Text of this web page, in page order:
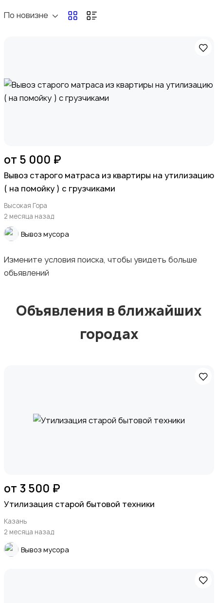
Компьютерные услуги
Деловые услуги
Уборка
Автоуслуги
Фото- и видеосъемка
По новизне
от 5 000 ₽
Вывоз старого матраса из квартиры на утилизацию
( на помойку ) с грузчиками
Высокая Гора
2 месяца назад
Вывоз мусора
Измените условия поиска, чтобы увидеть больше
объявлений
Объявления в ближайших
городах
от 3 500 ₽
Утилизация старой бытовой техники
Казань
2 месяца назад
Вывоз мусора